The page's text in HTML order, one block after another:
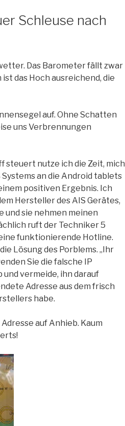
Schleuse nach
Das Barometer fällt zwar
das Hoch ausreichend, die
auf. Ohne Schatten
uns Verbrennungen
steuert nutze ich die Zeit, mich
an die Android tablets
positiven Ergebnis. Ich
Hersteller des AIS Gerätes,
sie nehmen meinen
ruft der Techniker 5
funktionierende Hotline.
Lösung des Porblems. „Ihr
Sie die falsche IP
und vermeide, ihn darauf
Adresse aus dem frisch
habe.
auf Anhieb. Kaum